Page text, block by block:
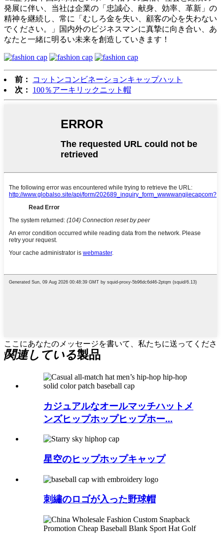
発展に伴い、当社は企業の「忠誠心、献身、効率、革新」の
精神を継続し、常に「むしろ金を失い、顧客の心を失わない
でください。」国内外のビジネスマンに真摯に向き合い、あ
なたと一緒に明るい未来を創造していきます！
前：
コットンコンビネーションキャップハット
次：
100％アーキリックニット帽
ここにあなたのメッセージを書いて、私たちに送ってくださ
い
関連している製品
カジュアルなオールマッチハットメ
ンズヒップホップヒップホー...
星空のヒップホップキャップ
刺繡のロゴが入った野球帽